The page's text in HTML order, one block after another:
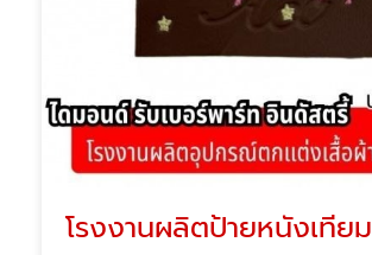
โรงงานผลิตป้ายหนังเทียม